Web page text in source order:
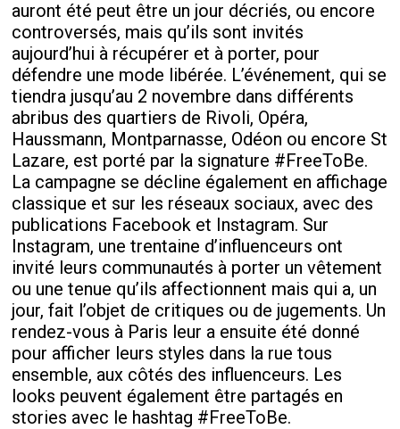
auront été peut être un jour décriés, ou encore
controversés, mais qu’ils sont invités
aujourd’hui à récupérer et à porter, pour
défendre une mode libérée. L’événement, qui se
tiendra jusqu’au 2 novembre dans différents
abribus des quartiers de Rivoli, Opéra,
Haussmann, Montparnasse, Odéon ou encore St
Lazare, est porté par la signature #FreeToBe.
La campagne se décline également en affichage
classique et sur les réseaux sociaux, avec des
publications Facebook et Instagram. Sur
Instagram, une trentaine d’influenceurs ont
invité leurs communautés à porter un vêtement
ou une tenue qu’ils affectionnent mais qui a, un
jour, fait l’objet de critiques ou de jugements. Un
rendez-vous à Paris leur a ensuite été donné
pour afficher leurs styles dans la rue tous
ensemble, aux côtés des influenceurs. Les
looks peuvent également être partagés en
stories avec le hashtag #FreeToBe.